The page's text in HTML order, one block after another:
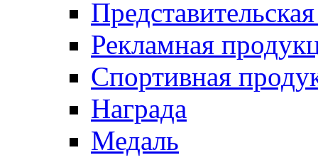
Рекламная
Спортивная
Награда
Медаль